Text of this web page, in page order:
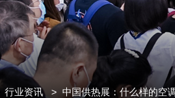
行业资讯> 中国供热展：什么样的空